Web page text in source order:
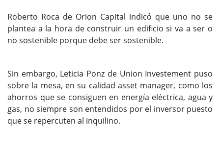
Roberto Roca de Orion Capital indicó que uno no se
plantea a la hora de construir un edificio si va a ser o
no sostenible porque debe ser sostenible.
Sin embargo, Leticia Ponz de Union Investement puso
sobre la mesa, en su calidad asset manager, como los
ahorros que se consiguen en energía eléctrica, agua y
gas, no siempre son entendidos por el inversor puesto
que se repercuten al inquilino.